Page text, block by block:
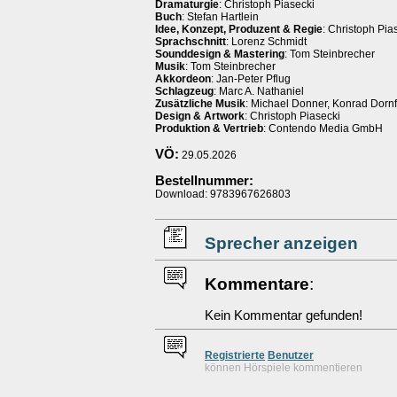
Dramaturgie: Christoph Piasecki
Buch: Stefan Hartlein
Idee, Konzept, Produzent & Regie: Christoph
Sprachschnitt: Lorenz Schmidt
Sounddesign & Mastering: Tom Steinbrecher
Musik: Tom Steinbrecher
Akkordeon: Jan-Peter Pflug
Schlagzeug: Marc A. Nathaniel
Zusätzliche Musik: Michael Donner, Konrad
Design & Artwork: Christoph Piasecki
Produktion & Vertrieb: Contendo Media GmbH
VÖ: 29.05.2026
Bestellnummer:
Download: 9783967626803
Sprecher anzeigen
Kommentare:
Kein Kommentar gefunden!
Registrierte Benutzer
können Hörspiele kommentieren